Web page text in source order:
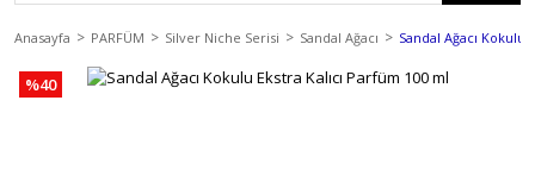
Anasayfa PARFÜM Silver Niche Serisi Sandal Ağacı Sandal Ağacı Kokulu
%40